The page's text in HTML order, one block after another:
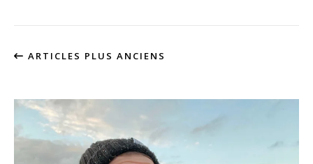
ARTICLES PLUS ANCIENS